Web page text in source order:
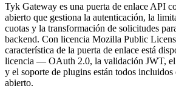
Tyk Gateway es una puerta de enlace API
abierto que gestiona la autenticación, la
cuotas y la transformación de solicitudes
backend. Con licencia Mozilla Public
característica de la puerta de enlace está
licencia — OAuth 2.0, la validación JWT,
y el soporte de plugins están todos
abierto.